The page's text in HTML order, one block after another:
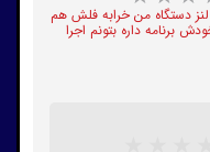
دستگاه من خرابه فلش هم
برنامه داره بتونم اجرا